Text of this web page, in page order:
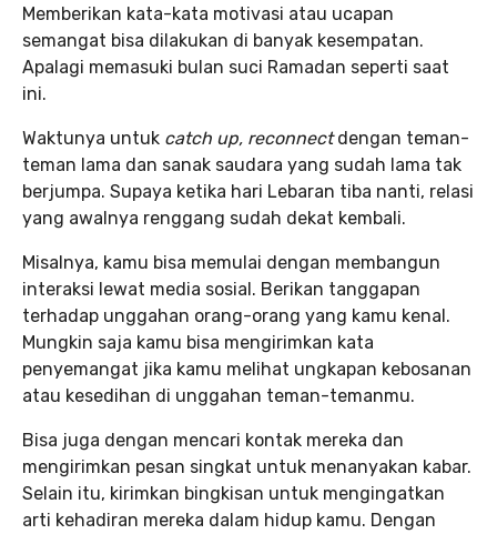
Memberikan kata-kata motivasi atau ucapan
semangat bisa dilakukan di banyak kesempatan.
Apalagi memasuki bulan suci Ramadan seperti saat
ini.
Waktunya untuk catch up, reconnectdengan teman-
teman lama dan sanak saudara yang sudah lama tak
berjumpa. Supaya ketika hari Lebaran tiba nanti, relasi
yang awalnya renggang sudah dekat kembali.
Misalnya, kamu bisa memulai dengan membangun
interaksi lewat media sosial. Berikan tanggapan
terhadap unggahan orang-orang yang kamu kenal.
Mungkin saja kamu bisa mengirimkan kata
penyemangat jika kamu melihat ungkapan kebosanan
atau kesedihan di unggahan teman-temanmu.
Bisa juga dengan mencari kontak mereka dan
mengirimkan pesan singkat untuk menanyakan kabar.
Selain itu, kirimkan bingkisan untuk mengingatkan
arti kehadiran mereka dalam hidup kamu. Dengan